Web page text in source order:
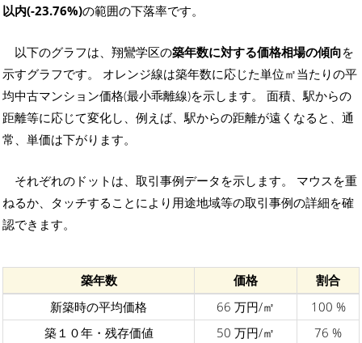
以内(-23.76%)の範囲の下落率です。
以下のグラフは、翔鸞学区の築年数に対する価格相場の傾向を
示すグラフです。 オレンジ線は築年数に応じた単位㎡当たりの平
均中古マンション価格(最小乖離線)を示します。 面積、駅からの
距離等に応じて変化し、例えば、駅からの距離が遠くなると、通
常、単価は下がります。
それぞれのドットは、取引事例データを示します。 マウスを重
ねるか、タッチすることにより用途地域等の取引事例の詳細を確
認できます。
築年数 価格
割合
新築時の平均価格
66 万円/㎡
100 %
築１０年・残存価値
50 万円/㎡ 76 %